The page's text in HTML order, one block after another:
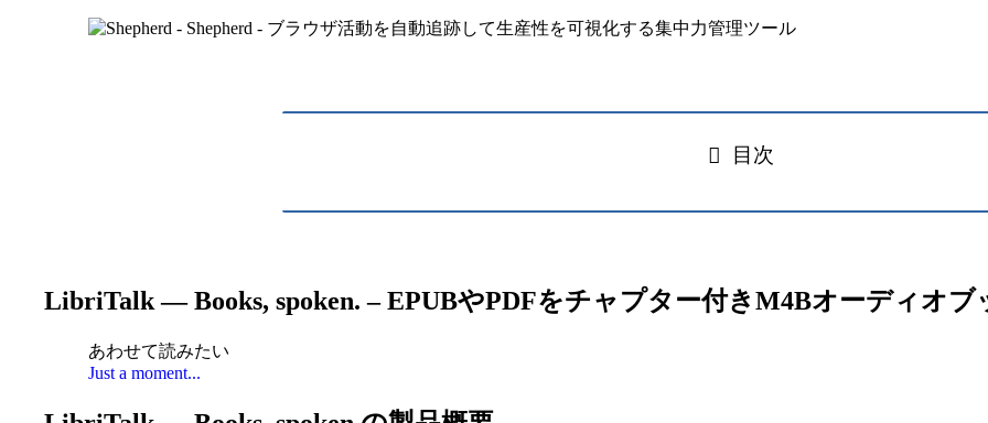
目次
LibriTalk — Books, spoken. – EPUBやPDFをチャプター付きM4Bオーディオブ
あわせて読みたい
Just a moment...